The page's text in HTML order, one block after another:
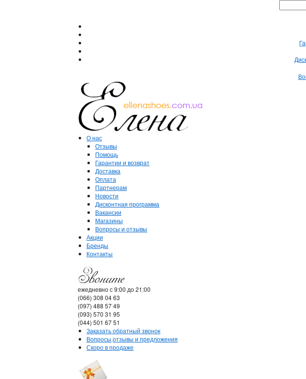
О нас
Отзывы
Помощь
Гарантии и возврат
Доставка
Оплата
Партнерам
Новости
Дисконтная программа
Вакансии
Магазины
Вопросы и отзывы
Акции
Бренды
Контакты
ежедневно с 9:00 до 21:00
(066) 308 04 63
(097) 488 57 49
(093) 570 31 95
(044) 501 67 51
Заказать обратный звонок
Вопросы,отзывы и предложения
Скоро в продаже